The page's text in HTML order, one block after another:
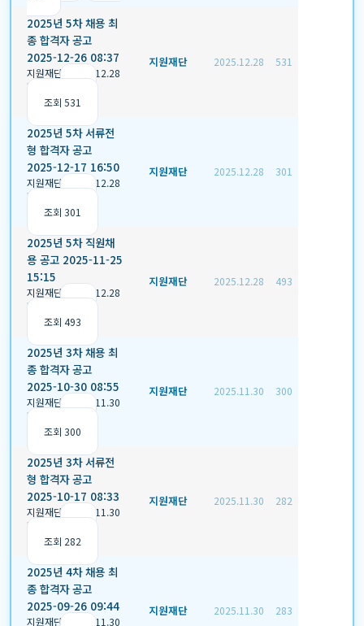
2025년 5차 채용 최
종 합격자 공고
2025-12-26 08:37
지원재단
2025.12.28
|
조회 531
지원재단 2025.12.28 531
2025년 5차 서류전
형 합격자 공고
2025-12-17 16:50
지원재단
2025.12.28
|
조회 301
지원재단 2025.12.28 301
2025년 5차 직원채
용 공고 2025-11-25
15:15
지원재단
2025.12.28
|
조회 493
지원재단 2025.12.28 493
2025년 3차 채용 최
종 합격자 공고
2025-10-30 08:55
지원재단
2025.11.30
|
조회 300
지원재단 2025.11.30 300
2025년 3차 서류전
형 합격자 공고
2025-10-17 08:33
지원재단
2025.11.30
|
조회 282
지원재단 2025.11.30 282
2025년 4차 채용 최
종 합격자 공고
2025-09-26 09:44
지원재단
2025.11.30
지원재단 2025.11.30 283